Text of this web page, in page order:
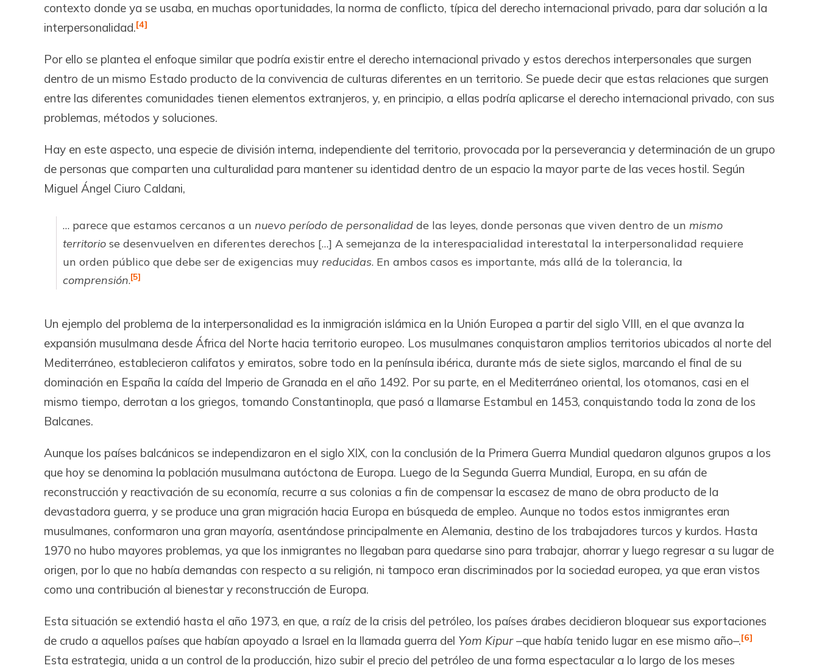
contexto donde ya se usaba, en muchas oportunidades, la norma de conflicto, típica del derecho internacional privado, para dar solución a la
interpersonalidad.[4]
Por ello se plantea el enfoque similar que podría existir entre el derecho internacional privado y estos derechos interpersonales que surgen
dentro de un mismo Estado producto de la convivencia de culturas diferentes en un territorio. Se puede decir que estas relaciones que surgen
entre las diferentes comunidades tienen elementos extranjeros, y, en principio, a ellas podría aplicarse el derecho internacional privado, con sus
problemas, métodos y soluciones.
Hay en este aspecto, una especie de división interna, independiente del territorio, provocada por la perseverancia y determinación de un grupo
de personas que comparten una culturalidad para mantener su identidad dentro de un espacio la mayor parte de las veces hostil. Según
Miguel Ángel Ciuro Caldani,
… parece que estamos cercanos a un nuevo período de personalidad de las leyes, donde personas que viven dentro de un mismo
territorio se desenvuelven en diferentes derechos […] A semejanza de la interespacialidad interestatal la interpersonalidad requiere
un orden público que debe ser de exigencias muy reducidas. En ambos casos es importante, más allá de la tolerancia, la
comprensión.[5]
Un ejemplo del problema de la interpersonalidad es la inmigración islámica en la Unión Europea a partir del siglo VIII, en el que avanza la
expansión musulmana desde África del Norte hacia territorio europeo. Los musulmanes conquistaron amplios territorios ubicados al norte del
Mediterráneo, establecieron califatos y emiratos, sobre todo en la península ibérica, durante más de siete siglos, marcando el final de su
dominación en España la caída del Imperio de Granada en el año 1492. Por su parte, en el Mediterráneo oriental, los otomanos, casi en el
mismo tiempo, derrotan a los griegos, tomando Constantinopla, que pasó a llamarse Estambul en 1453, conquistando toda la zona de los
Balcanes.
Aunque los países balcánicos se independizaron en el siglo XIX, con la conclusión de la Primera Guerra Mundial quedaron algunos grupos a los
que hoy se denomina la población musulmana autóctona de Europa. Luego de la Segunda Guerra Mundial, Europa, en su afán de
reconstrucción y reactivación de su economía, recurre a sus colonias a fin de compensar la escasez de mano de obra producto de la
devastadora guerra, y se produce una gran migración hacia Europa en búsqueda de empleo. Aunque no todos estos inmigrantes eran
musulmanes, conformaron una gran mayoría, asentándose principalmente en Alemania, destino de los trabajadores turcos y kurdos. Hasta
1970 no hubo mayores problemas, ya que los inmigrantes no llegaban para quedarse sino para trabajar, ahorrar y luego regresar a su lugar de
origen, por lo que no había demandas con respecto a su religión, ni tampoco eran discriminados por la sociedad europea, ya que eran vistos
como una contribución al bienestar y reconstrucción de Europa.
Esta situación se extendió hasta el año 1973, en que, a raíz de la crisis del petróleo, los países árabes decidieron bloquear sus exportaciones
de crudo a aquellos países que habían apoyado a Israel en la llamada guerra del Yom Kipur–que había tenido lugar en ese mismo año–.[6]
Esta estrategia, unida a un control de la producción, hizo subir el precio del petróleo de una forma espectacular a lo largo de los meses